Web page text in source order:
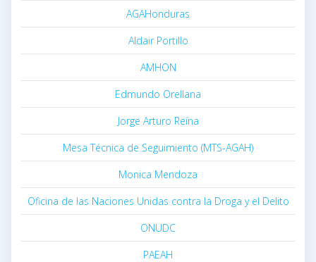
AGAHonduras
Aldair Portillo
AMHON
Edmundo Orellana
Jorge Arturo Reína
Mesa Técnica de Seguimiento (MTS-AGAH)
Monica Mendoza
Oficina de las Naciones Unidas contra la Droga y el Delito
ONUDC
PAEAH